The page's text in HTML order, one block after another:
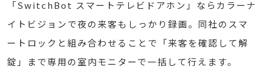
「SwitchBot スマートテレビドアホン」ならカラーナ
イトビジョンで夜の来客もしっかり録画。同社のスマ
ートロックと組み合わせることで「来客を確認して解
錠」まで専用の室内モニターで一括して行えます。